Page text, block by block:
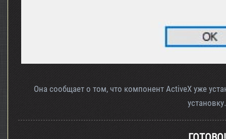
Она сообщает о том, что компонент ActiveX уже
установку.